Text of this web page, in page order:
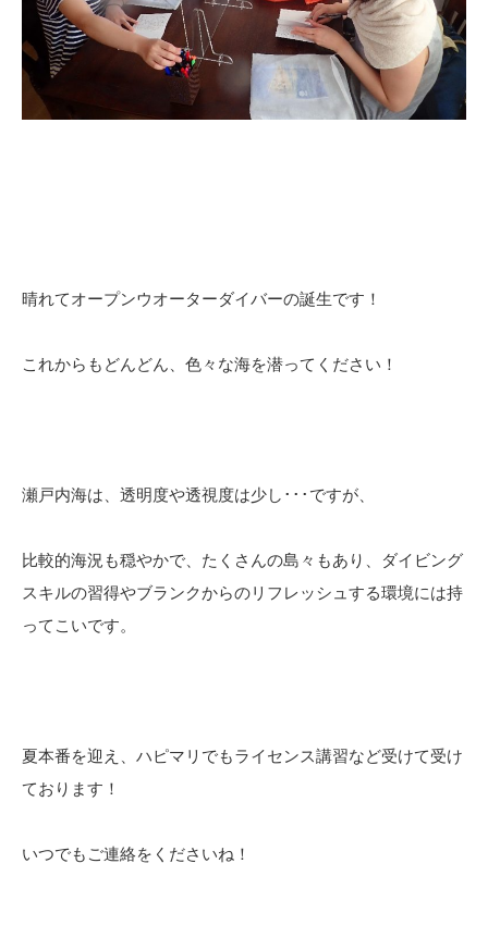
晴れてオープンウオーターダイバーの誕生です！
これからもどんどん、色々な海を潜ってください！
瀬戸内海は、透明度や透視度は少し･･･ですが、
比較的海況も穏やかで、たくさんの島々もあり、ダイビング
スキルの習得やブランクからのリフレッシュする環境には持
ってこいです。
夏本番を迎え、ハピマリでもライセンス講習など受けて受け
ております！
いつでもご連絡をくださいね！